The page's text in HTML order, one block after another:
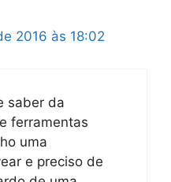
2016 às 18:02
saber da
ferramentas
uma
e preciso de